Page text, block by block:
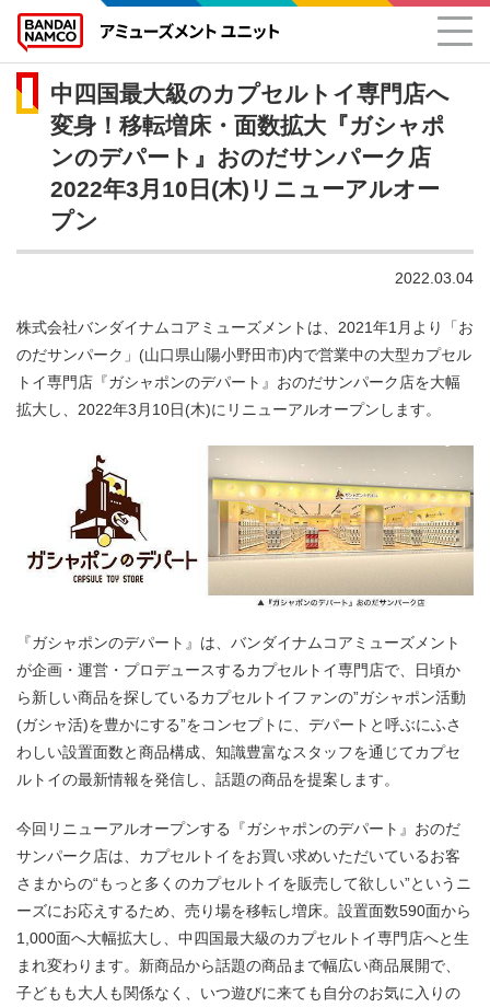
中四国最大級のカプセルトイ専門店へ
変身！移転増床・面数拡大『ガシャポ
ンのデパート』おのだサンパーク店
2022年3月10日(木)リニューアルオー
プン
2022.03.04
株式会社バンダイナムコアミューズメントは、2021年1月より「お
のだサンパーク」(山口県山陽小野田市)内で営業中の大型カプセル
トイ専門店『ガシャポンのデパート』おのだサンパーク店を大幅
拡大し、2022年3月10日(木)にリニューアルオープンします。
『ガシャポンのデパート』は、バンダイナムコアミューズメント
が企画・運営・プロデュースするカプセルトイ専門店で、日頃か
ら新しい商品を探しているカプセルトイファンの”ガシャポン活動
(ガシャ活)を豊かにする”をコンセプトに、デパートと呼ぶにふさ
わしい設置面数と商品構成、知識豊富なスタッフを通じてカプセ
ルトイの最新情報を発信し、話題の商品を提案します。
今回リニューアルオープンする『ガシャポンのデパート』おのだ
サンパーク店は、カプセルトイをお買い求めいただいているお客
さまからの“もっと多くのカプセルトイを販売して欲しい”というニ
ーズにお応えするため、売り場を移転し増床。設置面数590面から
1,000面へ大幅拡大し、中四国最大級のカプセルトイ専門店へと生
まれ変わります。新商品から話題の商品まで幅広い商品展開で、
子どもも大人も関係なく、いつ遊びに来ても自分のお気に入りの